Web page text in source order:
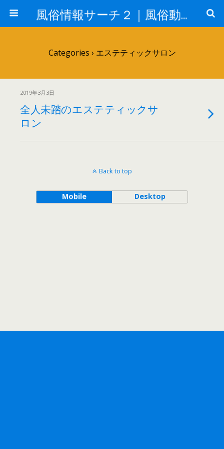
風俗情報サーチ２｜風俗動画
Categories › エステティックサロン
2019年3月3日
全人未踏のエステティックサ
ロン
Back to top
Mobile Desktop